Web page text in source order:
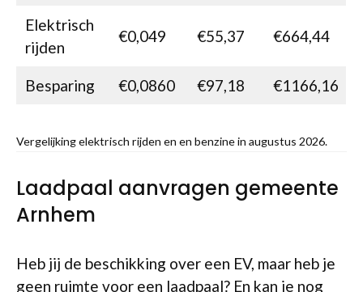
Elektrisch
rijden
€0,049 €55,37 €664,44
Besparing €0,0860 €97,18 €1166,16
Vergelijking elektrisch rijden en en benzine in augustus 2026.
Laadpaal aanvragen gemeente
Arnhem
Heb jij de beschikking over een EV, maar heb je
geen ruimte voor een laadpaal? En kan je nog